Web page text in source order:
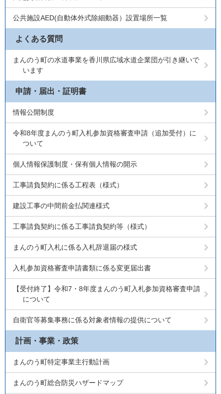
公共施設AED(自動体外式除細動器）設置場所一覧
よくある質問
まんのう町の水道事業を香川県広域水道企業団が引き継いで
います
申請・届出・証明書
情報公開制度
令和8年度まんのう町入札参加資格審査申請（追加受付）に
ついて
個人情報保護制度・保有個人情報の開示
工事請負契約に係る工程表（様式）
建設工事の中間前金払関連様式
工事請負契約に係る工事請負契約等（様式）
まんのう町入札に係る入札辞退届の様式
入札参加資格審査申請書類に係る変更届出書
【受付終了】令和7・8年度まんのう町入札参加資格審査申請
について
自衛官等募集事務に係る対象者情報の提供について
計画・事業・政策
まんのう町特定事業主行動計画
まんのう町総合防災ハザードマップ